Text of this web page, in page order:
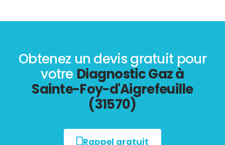
Obtenez un devis gratuit pour
votre Diagnostic Gaz à
Sainte-Foy-d'Aigrefeuille
(31570)
Rappel gratuit